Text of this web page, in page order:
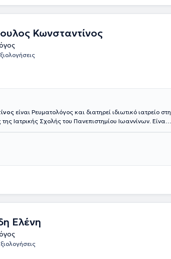
Κωνσταντίνος
είναι Ρευματολόγος και διατηρεί ιδιωτικό ιατρείο στη
Ιατρικής Σχολής του Πανεπιστημίου Ιωαννίνων. Είναι
σε ιατρικές πράξεις,
Ελένη